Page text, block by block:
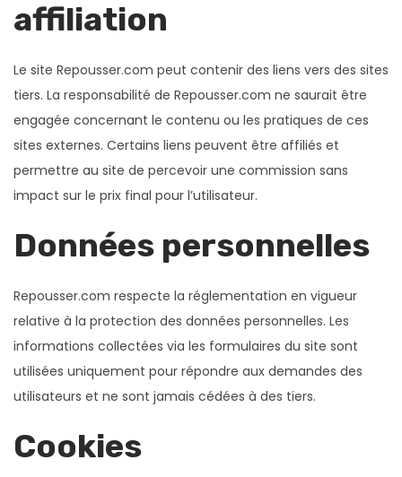
affiliation
Le site Repousser.com peut contenir des liens vers des sites
tiers. La responsabilité de Repousser.com ne saurait être
engagée concernant le contenu ou les pratiques de ces
sites externes. Certains liens peuvent être affiliés et
permettre au site de percevoir une commission sans
impact sur le prix final pour l’utilisateur.
Données personnelles
Repousser.com respecte la réglementation en vigueur
relative à la protection des données personnelles. Les
informations collectées via les formulaires du site sont
utilisées uniquement pour répondre aux demandes des
utilisateurs et ne sont jamais cédées à des tiers.
Cookies